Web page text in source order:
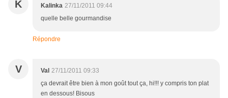
K Kalinka 27/11/2011 09:44
quelle belle gourmandise
Répondre
V Val 27/11/2011 09:33
ça devrait être bien à mon goût tout ça, hi!!! y compris ton plat
en dessous! Bisous